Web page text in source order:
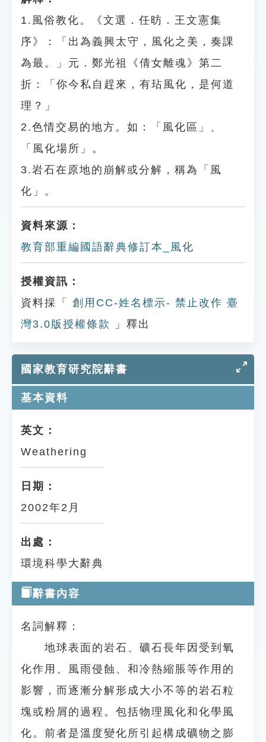
1.風俗教化。《文選．任昉．王文憲集
序》：「出為義興太守，風化之美，奏課
為最。」元．鄭光祖《倩女離魂》第二
折：「你今私自趕來，有玷風化，是何道
理？」
2.色情交易的地方。如：「風化區」、
「風化場所」。
3.岩石在原地的崩解或分解，稱為「風
化」。
資料來源：
教育部重編國語辭典修訂本_風化
授權資訊：
資料採「
創用CC-姓名標示- 禁止改作 臺
灣3.0版授權條款
」釋出
國家教育研究院辭書
基本資料
英文：
Weathering
日期：
2002年2月
出處：
環境科學大辭典
辭書內容
名詞解釋：
地球表面的岩石、礦石長年因受到氧
化作用、風雨侵蝕、和冷熱縮脹等作用的
影響，而逐漸分解形成大小不等的岩石粒
塊或粉屑的過程。包括物理風化和化學風
化。前者是溫度變化所引起構成礦物之膨